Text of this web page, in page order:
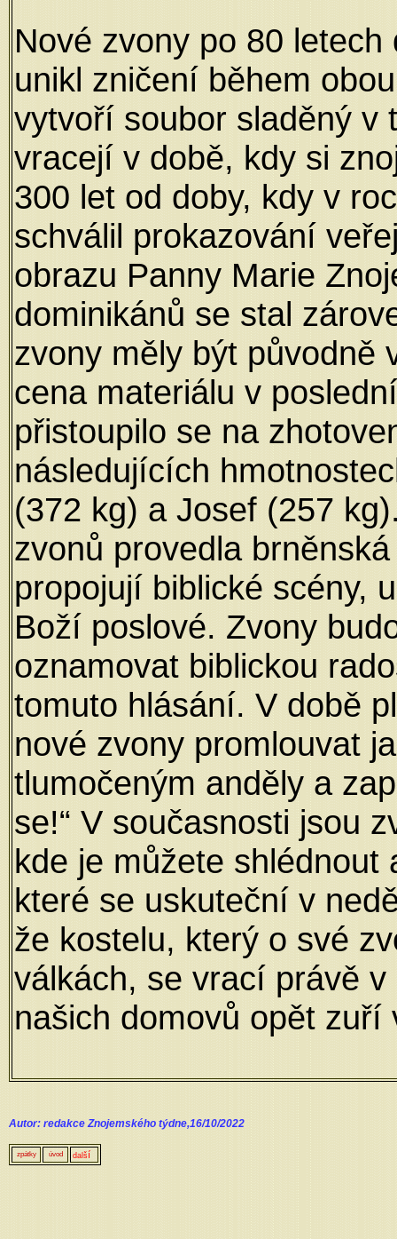
Nové zvony po 80
unikl zničení během
vytvoří soubor sladěný v
vracejí v době, kdy si
300 let od doby, kdy v
schválil prokazování
obrazu Panny Marie
dominikánů se stal
zvony měly být původně
cena materiálu v
přistoupilo se na
následujících
(372 kg) a Josef (257
zvonů provedla
propojují biblické scény,
Boží poslové. Zvony
oznamovat biblickou
tomuto hlásání. V době
nové zvony promlouvat
tlumočeným anděly a
se!“ V současnosti jsou
kde je můžete
které se uskuteční v
že kostelu, který o své
válkách, se vrací právě
našich domovů opět zuří
Autor: redakce Znojemského týdne,16/10/2022
zpátky úvod další